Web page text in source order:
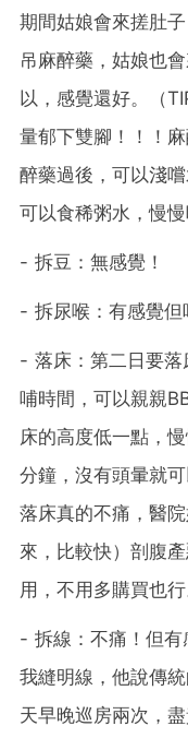
期間姑娘會來搓肚
吊麻醉藥，姑娘也
以，感覺還好。（
量郁下雙腳！！！
醉藥過後，可以淺
可以食稀粥水，慢
- 拆豆：無感覺！
- 拆尿喉：有感覺但
- 落床：第二日要
哺時間，可以親親
床的高度低一點，
分鐘，沒有頭暈就
落床真的不痛，醫
來，比較快）剖腹
用，不用多購買也行
- 拆線：不痛！但有
我縫明線，他說傳
天早晚巡房兩次，盡